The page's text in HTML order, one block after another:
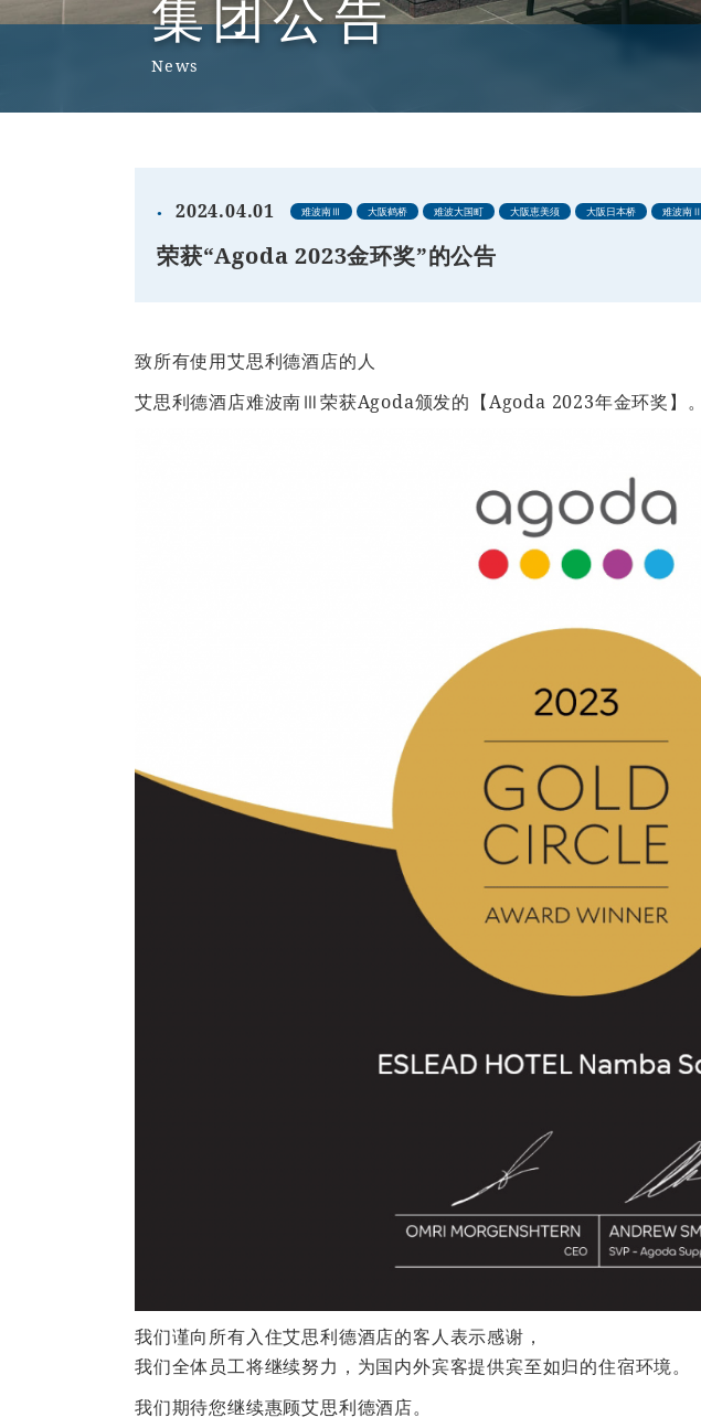
集团公告
News
2024.04.01 难波南Ⅲ 大阪鹤桥 难波大国町 大阪恵美须 大阪日本桥 难波南Ⅱ
荣获“Agoda 2023金环奖”的公告
致所有使用艾思利德酒店的人
艾思利德酒店难波南Ⅲ荣获Agoda颁发的【Agoda 2023年金环奖】。
我们谨向所有入住艾思利德酒店的客人表示感谢，
我们全体员工将继续努力，为国内外宾客提供宾至如归的住宿环境。
我们期待您继续惠顾艾思利德酒店。